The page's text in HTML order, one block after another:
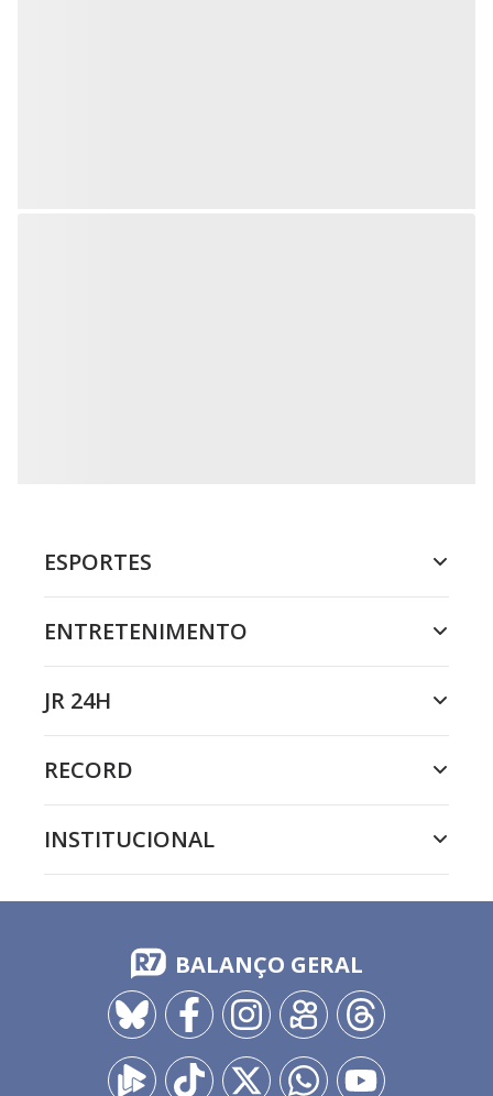
ESPORTES
ENTRETENIMENTO
JR 24H
RECORD
INSTITUCIONAL
BALANÇO GERAL